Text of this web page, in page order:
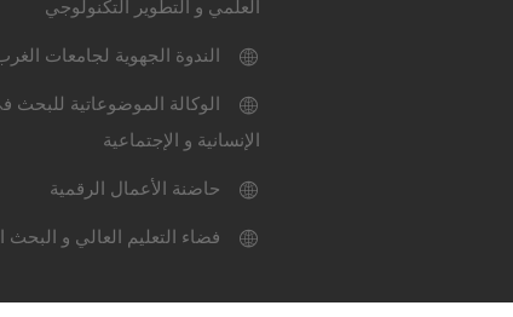
العلمي و التطوير التكنولوجي
الندوة الجهوية لجامعات
الوكالة الموضوعاتية للبحث
الإنسانية و الإجتماعية
حاضنة الأعمال الرقمية
فضاء التعليم العالي و البحث